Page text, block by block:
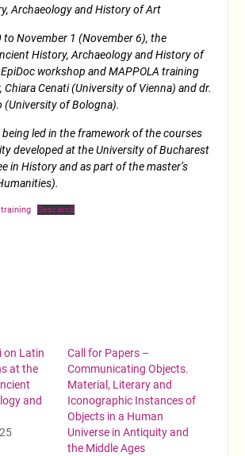
Archaeology and History of Art
to November 1 (November 6), the
History, Archaeology and History of
workshop and MAPPOLA training
Chiara Cenati (University of Vienna) and dr.
(University of Bologna).
being led in the framework of the courses
developed at the University of Bucharest
in History and as part of the master’s
training Descarcă
on Latin
at the
and
Call for Papers –
Communicating Objects.
Material, Literary and
Iconographic Instances of
Objects in a Human
Universe in Antiquity and
the Middle Ages